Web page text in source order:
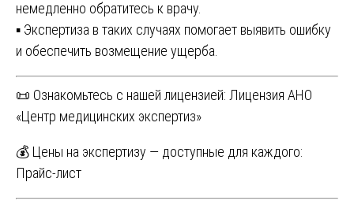
немедленно обратитесь к врачу.
▪️ Экспертиза в таких случаях помогает выявить ошибку
и обеспечить возмещение ущерба.
📜 Ознакомьтесь с нашей лицензией: Лицензия АНО
«Центр медицинских экспертиз»
💰 Цены на экспертизу — доступные для каждого:
Прайс-лист